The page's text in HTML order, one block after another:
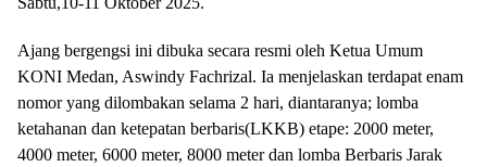
Ajang bergengsi ini dibuka secara resmi oleh Ketua Umum
KONI Medan, Aswindy Fachrizal. Ia menjelaskan terdapat enam
nomor yang dilombakan selama 2 hari, diantaranya; lomba
ketahanan dan ketepatan berbaris(LKKB) etape: 2000 meter,
4000 meter, 6000 meter, 8000 meter dan lomba Berbaris Jarak